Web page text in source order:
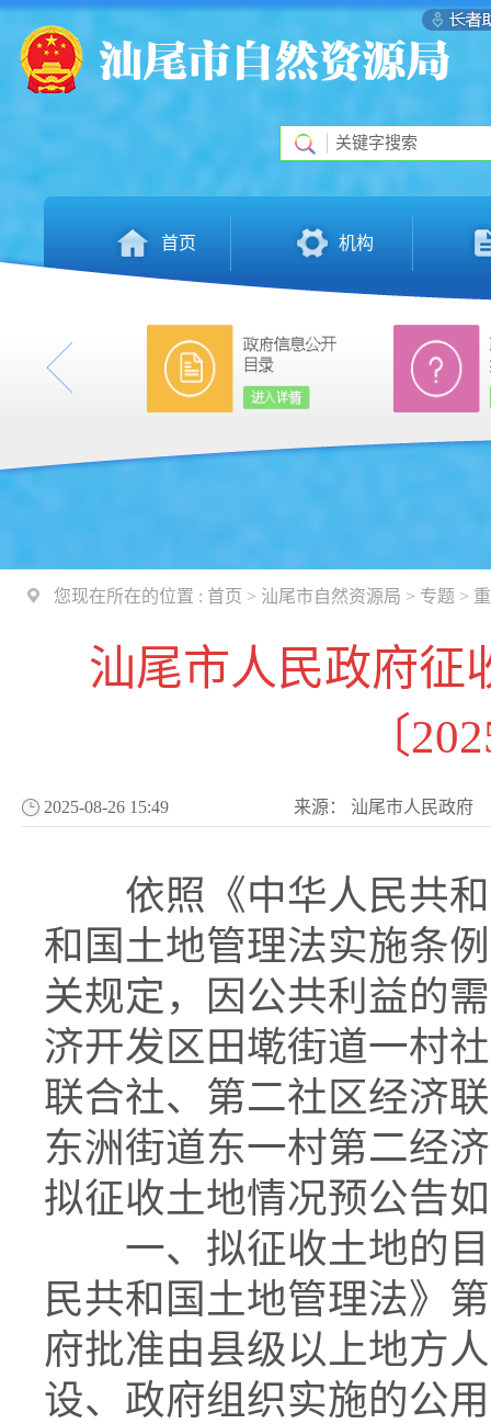
首页 机构
您现在所在的位置 : 首页 > 汕尾市自然资源局 > 专题 >
汕尾市人民政府征
〔
2025-08-26 15:49 来源： 汕尾市人民政府
依照《中华人民共和
和国土地管理法实施条
关规定，因公共利益的
济开发区田墘街道一村
联合社、第二社区经济
东洲街道东一村第二经
拟征收土地情况预公告
一、拟征收土地的目
民共和国土地管理法》
府批准由县级以上地方
设、政府组织实施的公